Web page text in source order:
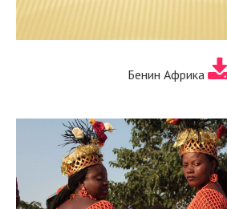
Бенин Африка